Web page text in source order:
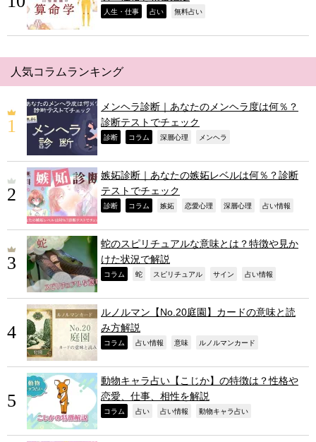
人生・仕事 占い 無料占い
人気コラムランキング
メンヘラ診断｜あなたのメンヘラ度は何％？
診断テストでチェック
診断 コラム 深層心理 メンヘラ
嫉妬診断｜あなたの嫉妬レベルは何％？診断
テストでチェック
診断 コラム 嫉妬 恋愛心理 深層心理 占い情報
蛇のスピリチュアルな意味とは？特徴や見か
けた状況で解説
コラム 蛇 スピリチュアル サイン 占い情報
ルノルマン【No.20庭園】カードの意味と読
み方解説
コラム 占い情報 意味 ルノルマンカード
動物キャラ占い【こじか】の特徴は？性格や
恋愛、仕事、相性を解説
コラム 占い 占い情報 動物キャラ占い